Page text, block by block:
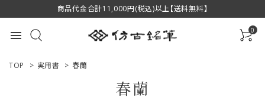
商品代金合計11,000円(税込)以上【送料無料】
menu 0
TOP > 実用書 > 春蘭
春蘭